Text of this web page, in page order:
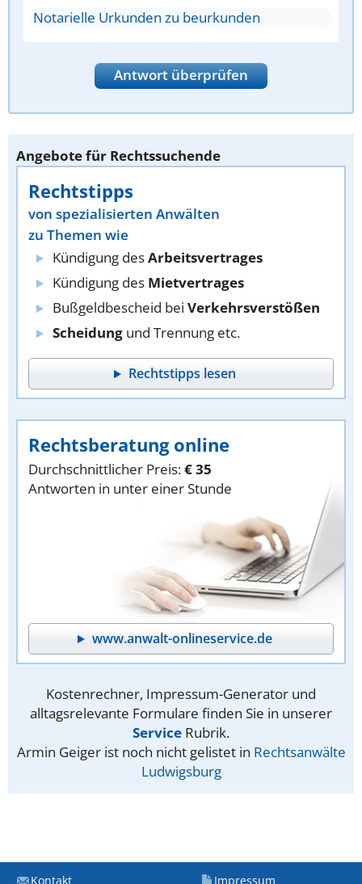
Notarielle Urkunden zu beurkunden
Antwort überprüfen
Angebote für Rechtssuchende
Rechtstipps
von spezialisierten Anwälten
zu Themen wie
Kündigung desArbeitsvertrages
Kündigung des Mietvertrages
Bußgeldbescheid bei Verkehrsverstößen
Scheidung und Trennung etc.
Rechtstipps lesen
Rechtsberatung online
Durchschnittlicher Preis:€ 35
Antworten in unter einer Stunde
www.anwalt-onlineservice.de
Kostenrechner, Impressum-Generator und
alltagsrelevante Formulare finden Sie in unserer
Service Rubrik.
Armin Geiger ist noch nicht gelistet in Rechtsanwälte
Ludwigsburg
Kontakt Impressum